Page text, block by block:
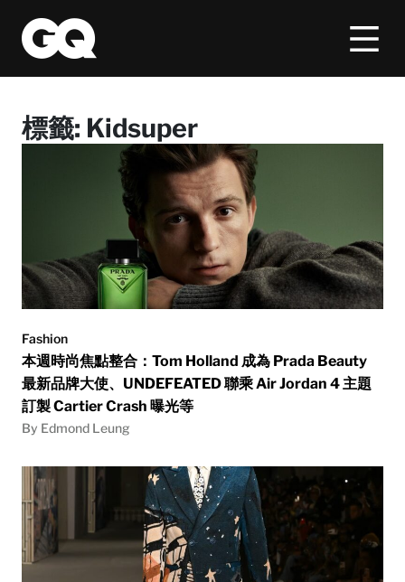
標籤: Kidsuper
Fashion
本週時尚焦點整合：Tom Holland 成為 Prada Beauty
最新品牌大使、UNDEFEATED 聯乘 Air Jordan 4 主題
訂製 Cartier Crash 曝光等
By Edmond Leung